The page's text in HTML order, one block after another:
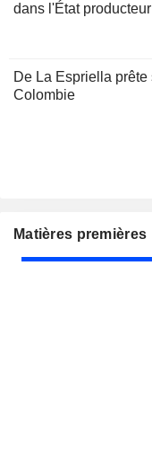
dans l'État
De La Espriella
Colombie
Matières premières